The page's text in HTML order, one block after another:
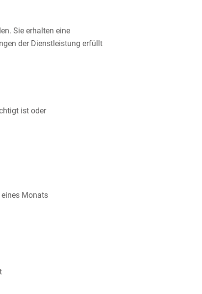
Sie erhalten eine
der Dienstleistung erfüllt
ist oder
Monats